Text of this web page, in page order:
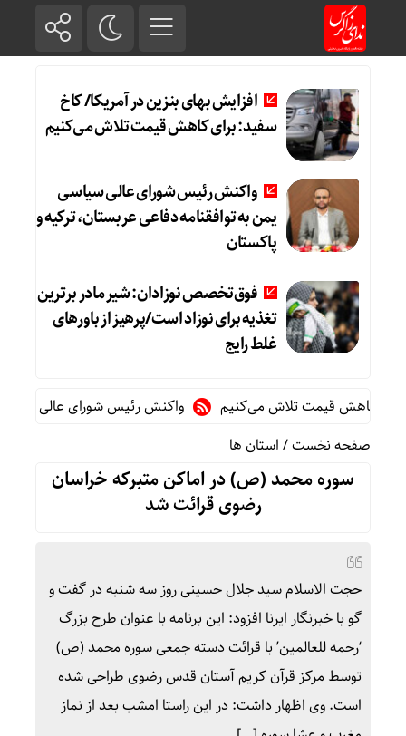
افزایش بهای بنزین در آمریکا/ کاخ
سفید: برای کاهش قیمت تلاش می‌کنیم
واکنش رئیس شورای عالی سیاسی
یمن به توافقنامه دفاعی عربستان، ترکیه و
پاکستان
فوق‌تخصص نوزادان: شیر مادر برترین
تغذیه برای نوزاد است/پرهیز از باورهای
غلط رایج
کاهش قیمت تلاش می‌کنیم
واکنش رئیس شورای عالی سیاسی یمن
صفحه نخست/استان ها
سوره محمد (ص) در اماکن متبرکه خراسان
رضوی قرائت شد
حجت الاسلام سید جلال حسینی روز سه شنبه در گفت و
گو با خبرنگار ایرنا افزود: این برنامه با عنوان طرح بزرگ
‘رحمه للعالمین’ با قرائت دسته جمعی سوره محمد (ص)
توسط مرکز قرآن کریم آستان قدس رضوی طراحی شده
است. وی اظهار داشت: در این راستا امشب بعد از نماز